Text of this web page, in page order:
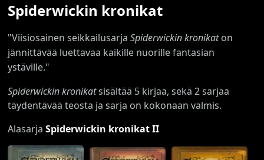
Spiderwickin kronikat
"Viisiosainen seikkailusarjaSpiderwickin kronikaton
jännittävää luettavaa kaikille nuorille fantasian
ystäville."
Spiderwickin kronikatsisältää 5 kirjaa, sekä 2 sarjaa
täydentävää teosta ja sarja on kokonaan valmis.
AlasarjaSpiderwickin kronikat II